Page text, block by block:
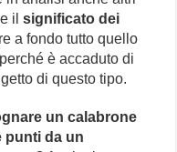
ilsignificato dei
a fondo tutto quello
è accaduto di
di questo tipo.
un calabrone
punti da un